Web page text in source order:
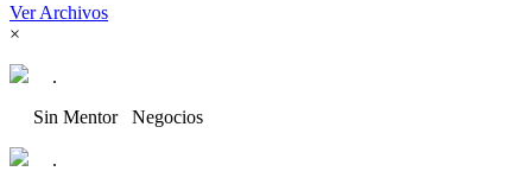
Ver Archivos
×
.
Sin Mentor Negocios
.